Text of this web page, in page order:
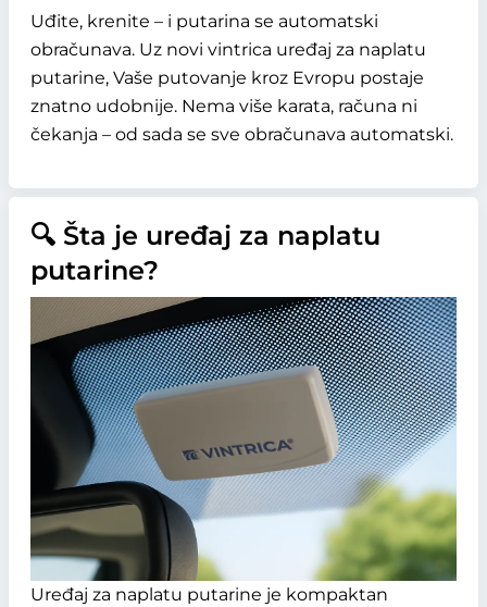
Uđite, krenite – i putarina se automatski
obračunava. Uz novi vintrica uređaj za naplatu
putarine, Vaše putovanje kroz Evropu postaje
znatno udobnije. Nema više karata, računa ni
čekanja – od sada se sve obračunava automatski.
🔍 Šta je uređaj za naplatu
putarine?
Uređaj za naplatu putarine je kompaktan